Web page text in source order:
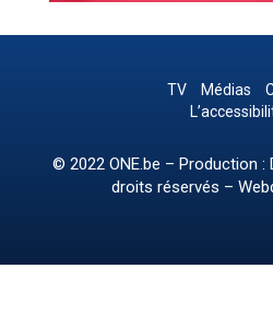
TV Médias
© 2022 ONE.be – Production :
droits réservés –